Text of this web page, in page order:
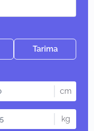
Tarima
cm
kg